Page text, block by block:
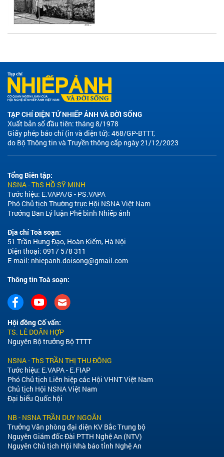
TẠP CHÍ ĐIỆN TỬ NHIẾP ẢNH VÀ ĐỜI SỐNG
Xuất bản số đầu tiên: tháng 8/1978
Giấy phép báo chí (in và điện tử): 468/GP-BTTT,
do Bộ Thông tin và Truyền thông cấp ngày 21/12/2023
Tổng Biên tập:
NSNA - ThS HỒ SỸ MINH
Tước hiệu: E.VAPA/G - PS.VAPA
Phó Chủ tịch Thường trực Hội NSNA Việt Nam
Trưởng Ban Lý luận Phê bình Nhiếp ảnh
Địa chỉ Toà soạn:
51 Trần Hưng Đạo, Hoàn Kiếm, Hà Nội
Điện thoại: 0917 578 311
E-mail: nhiepanh.doisong@gmail.com
Thông tin Toà soạn:
Hội đồng Cố vấn:
TS. LÊ DOÃN HỢP
Nguyên Bộ trưởng Bộ TTTT
NSNA - ThS TRẦN THỊ THU ĐÔNG
Tước hiệu: E.VAPA - E.FIAP
Phó Chủ tịch Liên hiệp các Hội VHNT Việt Nam
Chủ tịch Hội NSNA Việt Nam
Đại biểu Quốc hội
NB - NSNA TRẦN DUY NGOÃN
Trưởng Văn phòng đại diện KV Bắc Trung bộ
Nguyên Giám đốc Đài PTTH Nghệ An (NTV)
Nguyên Chủ tịch Hội Nhà báo tỉnh Nghệ An